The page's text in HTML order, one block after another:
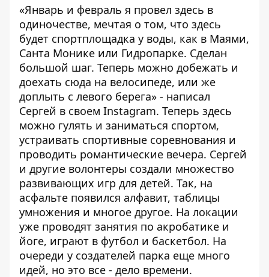
«Январь и февраль я провел здесь в
одиночестве, мечтая о том, что здесь
будет спортплощадка у воды, как в Маями,
Санта Монике или Гидропарке. Сделан
большой шаг. Теперь можно добежать и
доехать сюда на велосипеде, или же
доплыть с левого берега» - написал
Сергей в своем Instagram. Теперь здесь
можно гулять и заниматься спортом,
устраивать спортивные соревнования и
проводить романтические вечера. Сергей
и другие волонтеры создали множество
развивающих игр для детей. Так, на
асфальте появился алфавит, таблицы
умножения и многое другое. На локации
уже проводят занятия по акробатике и
йоге, играют в футбол и баскетбол. На
очереди у создателей парка еще много
идей, но это все - дело времени.